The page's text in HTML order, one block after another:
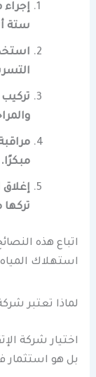
ستة
تركيب
مبكرًا.
اتباع هذه
استهلاك
لماذا تعتبر
اختيار شركة
بل هو استثمار